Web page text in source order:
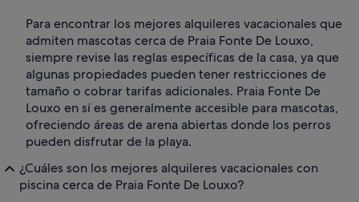
Para encontrar los mejores alquileres vacacionales que
admiten mascotas cerca de Praia Fonte De Louxo,
siempre revise las reglas específicas de la casa, ya que
algunas propiedades pueden tener restricciones de
tamaño o cobrar tarifas adicionales. Praia Fonte De
Louxo en sí es generalmente accesible para mascotas,
ofreciendo áreas de arena abiertas donde los perros
pueden disfrutar de la playa.
¿Cuáles son los mejores alquileres vacacionales con
piscina cerca de Praia Fonte De Louxo?